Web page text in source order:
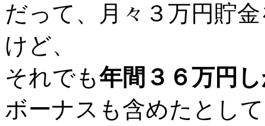
だって、月々３万円貯
けど、
それでも年間３６万円
ボーナスも含めたとし